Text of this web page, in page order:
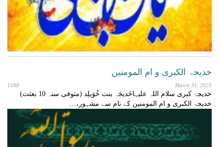
خدیجۃ الکبری و ام المومنین
March 31, 2023
1188
خدیجۂ کبری سلام اللہ علیہاخَدیجَہ بنت خُوَیلِد (متوفی سنہ 10 بعثت)
خدیجۃ الکبری و ام المومنین کے نام سے مشہور،…